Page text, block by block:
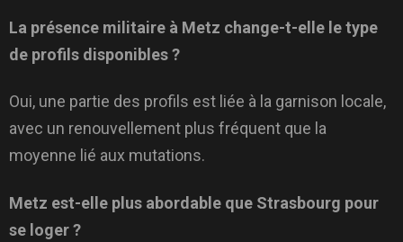
La présence militaire à Metz change-t-elle le type
de profils disponibles ?
Oui, une partie des profils est liée à la garnison locale,
avec un renouvellement plus fréquent que la
moyenne lié aux mutations.
Metz est-elle plus abordable que Strasbourg pour
se loger ?